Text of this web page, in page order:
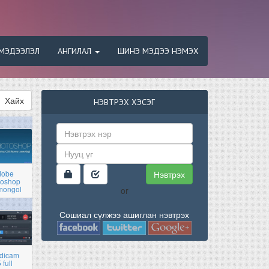
АНГИЛАЛ ШИНЭ МЭДЭЭ НЭМЭХ
Хайх
full
НЭВТРЭХ ХЭСЭГ
Нэвтрэх
or
Сошиал сүлжээ ашиглан нэвтрэх